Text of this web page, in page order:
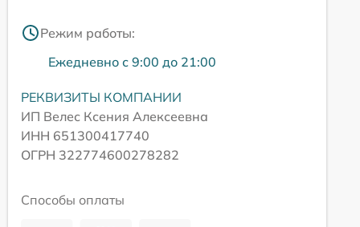
Режим работы:
Ежедневно с 9:00 до 21:00
РЕКВИЗИТЫ КОМПАНИИ
ИП Велес Ксения Алексеевна
ИНН 651300417740
ОГРН 322774600278282
Способы оплаты